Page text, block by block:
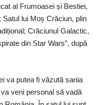
al Frumoasei și Bestiei,
Satul lui Moș Crăciun, plin
Crăciunul Galactic,
din Star Wars”, după
va putea fi văzută sania
veni personal să vadă